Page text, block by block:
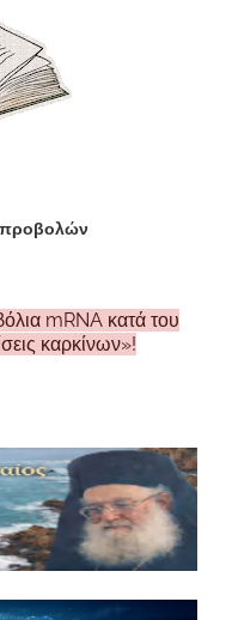
προβολών
mRNA κατά του
καρκίνων»!